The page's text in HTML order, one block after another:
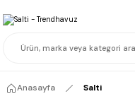
Anasayfa Salti